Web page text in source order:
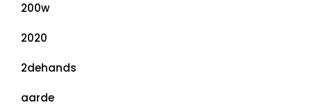
200w
2020
2dehands
aarde